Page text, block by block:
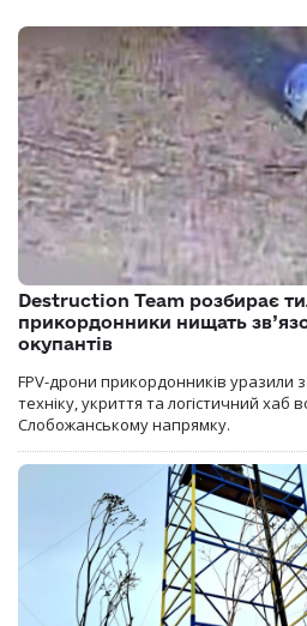
Destruction Team розбирає
прикордонники нищать
окупантів
FPV-дрони прикордонників уразили
техніку, укриття та логістичний хаб
Слобожанському напрямку.